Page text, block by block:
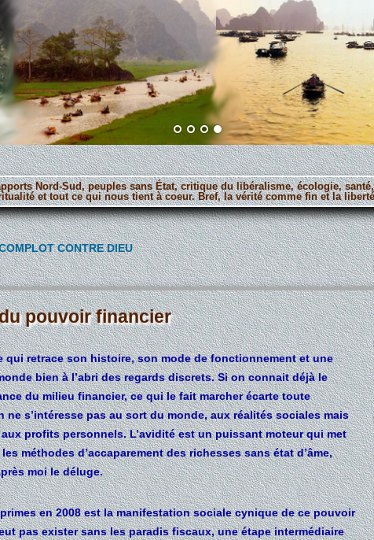
Nord-Sud, peuples sans État, critique du libéralisme, écologie,
et tout ce qui nous tient à coeur. Bref, la vérité comme fin et la
CONTRE DIEU
pouvoir financier
qui retrace son histoire, son mode de fonctionnement et une
bien à l’abri des regards discrets. Si on connait déjà le
du milieu financier, ce qui le fait marcher écarte toute
ne s’intéresse pas au sort du monde, aux réalités sociales mais
profits personnels. L’avidité est un puissant moteur qui met
méthodes d’accaparement des richesses sans état d’âme,
moi le déluge.
en 2008 est la manifestation sociale cynique de ce pouvoir
pas exister sans les paradis fiscaux, une étape intermédiaire